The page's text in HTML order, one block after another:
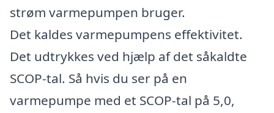
strøm varmepumpen bruger.
Det kaldes varmepumpens effektivitet.
Det udtrykkes ved hjælp af det såkaldte
SCOP-tal. Så hvis du ser på en
varmepumpe med et SCOP-tal på 5,0,